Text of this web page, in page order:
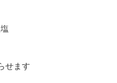
せます